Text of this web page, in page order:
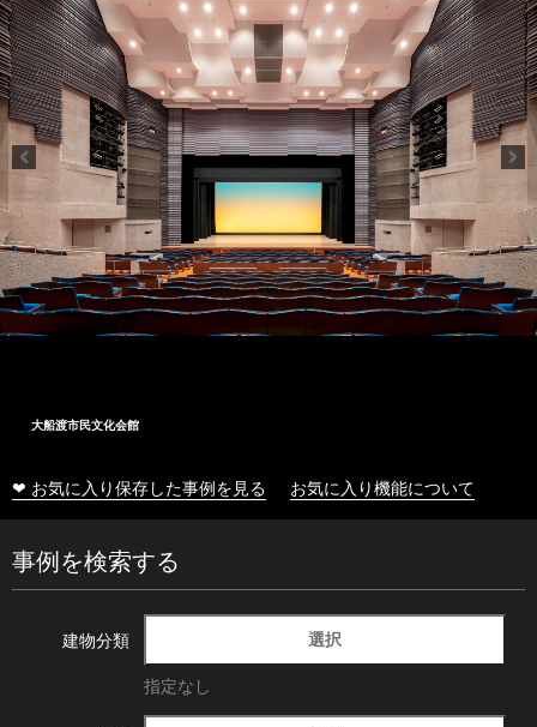
大船渡市民文化会館
❤ お気に入り保存した事例を見る お気に入り機能について
事例を検索する
建物分類 選択
指定なし